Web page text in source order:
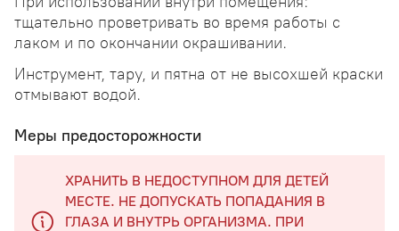
тщательно проветривать во время работы с
лаком и по окончании окрашивании.
Инструмент, тару, и пятна от не высохшей краски
отмывают водой.
Меры предосторожности
ХРАНИТЬ В НЕДОСТУПНОМ ДЛЯ ДЕТЕЙ
МЕСТЕ. НЕ ДОПУСКАТЬ ПОПАДАНИЯ В
ГЛАЗА И ВНУТРЬ ОРГАНИЗМА. ПРИ